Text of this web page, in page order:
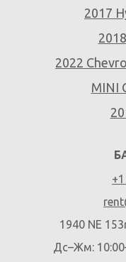
2017
2022
MINI
1940 NE
Дс–Жм: